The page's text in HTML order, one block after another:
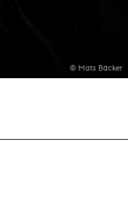
© Mats Bäcker